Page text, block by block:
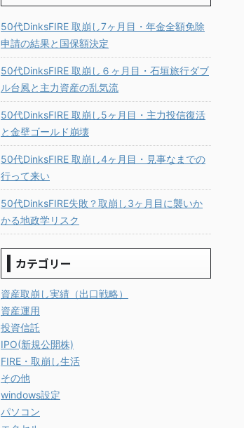
50代DinksFIRE 取崩し7ヶ月目・年金全額免除
申請の結果と国保額決定
50代DinksFIRE 取崩し６ヶ月目・石垣旅行ダブ
ル台風と主力資産の乱気流
50代DinksFIRE 取崩し5ヶ月目・主力投信復活
と金壁ゴールド崩壊
50代DinksFIRE 取崩し4ヶ月目・見事なまでの
行って来い
50代DinksFIRE失敗？取崩し3ヶ月目に襲いか
かる地政学リスク
カテゴリー
資産取崩し実績（出口戦略）
資産運用
投資信託
IPO(新規公開株)
FIRE・取崩し生活
その他
windows設定
パソコン